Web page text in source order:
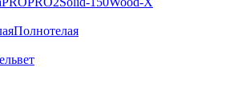
Полнотелая